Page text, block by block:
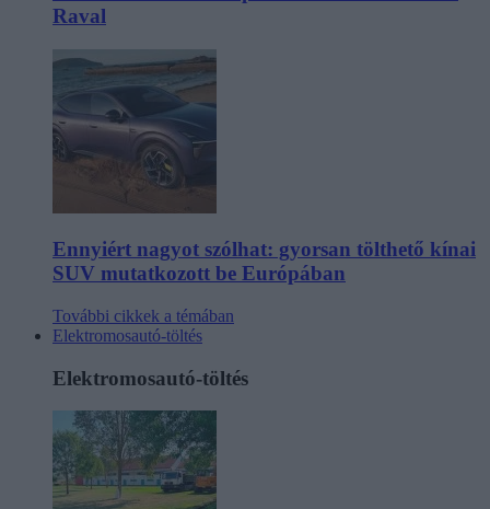
Raval
Ennyiért nagyot szólhat: gyorsan tölthető kínai
SUV mutatkozott be Európában
További cikkek a témában
Elektromosautó-töltés
Elektromosautó-töltés